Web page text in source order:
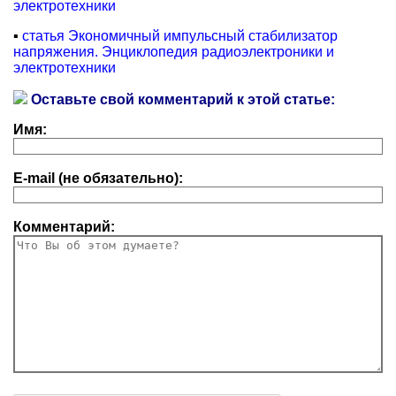
электротехники
▪ статья Экономичный импульсный стабилизатор
напряжения. Энциклопедия радиоэлектроники и
электротехники
Оставьте свой комментарий к этой статье:
Имя:
E-mail (не обязательно):
Комментарий: